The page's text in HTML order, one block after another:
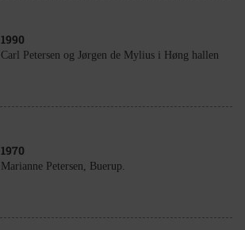
1990
Carl Petersen og Jørgen de Mylius i Høng hallen
1970
Marianne Petersen, Buerup.